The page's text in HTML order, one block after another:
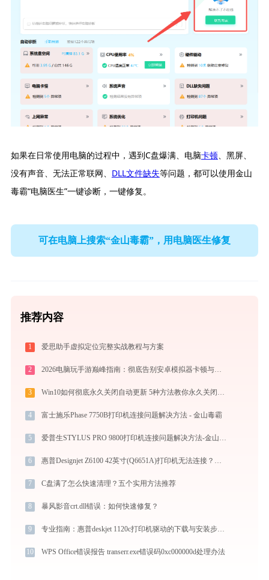
如果在日常使用电脑的过程中，遇到C盘爆满、电脑卡顿、黑屏、
没有声音、无法正常联网、 DLL文件缺失等问题，都可以使用金山
毒霸“电脑医生”一键诊断，一键修复。
可在电脑上搜索“金山毒霸”，用电脑医生修复
推荐内容
1 爱思助手虚拟定位完整实战教程与方案
2 2026电脑玩手游巅峰指南：彻底告别安卓模拟器卡顿与捆绑，体验官方原生多端互通
3 Win10如何彻底永久关闭自动更新 5种方法教你永久关闭win10自动更新
4 富士施乐Phase 7750B打印机连接问题解决方法 - 金山毒霸
5 爱普生STYLUS PRO 9800打印机连接问题解决方法-金山毒霸
6 惠普Designjet Z6100 42英寸(Q6651A)打印机无法连接？解决办法 -金山毒霸
7 C盘满了怎么快速清理？五个实用方法推荐
8 暴风影音crt.dll错误：如何快速修复？
9 专业指南：惠普deskjet 1120c打印机驱动的下载与安装步骤详解
10 WPS Office错误报告 transerr.exe错误码0xc000000d处理办法